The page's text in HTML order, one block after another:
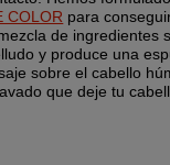
COLOR para
de ingredientes
y produce una
sobre el cabello
que deje tu